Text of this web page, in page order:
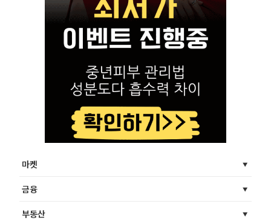
마켓
금융
부동산